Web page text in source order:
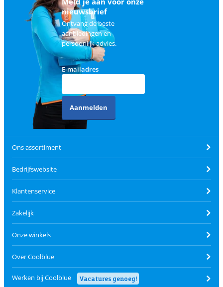
nieuwsbrief
Ontvang de beste
aanbiedingen en
persoonlijk advies.
E-mailadres
Aanmelden
Ons assortiment
Bedrijfswebsite
Klantenservice
Zakelijk
Onze winkels
Over Coolblue
Werken bij Coolblue Vacatures genoeg!